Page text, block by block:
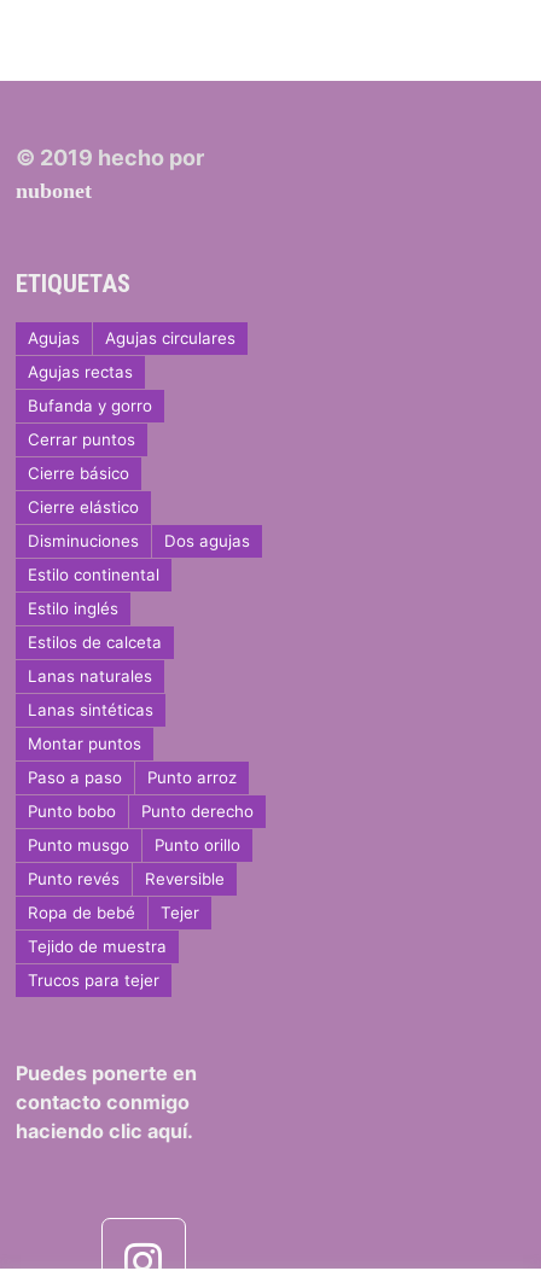
© 2019 hecho por
nubonet
ETIQUETAS
Agujas
Agujas circulares
Agujas rectas
Bufanda y gorro
Cerrar puntos
Cierre básico
Cierre elástico
Disminuciones
Dos agujas
Estilo continental
Estilo inglés
Estilos de calceta
Lanas naturales
Lanas sintéticas
Montar puntos
Paso a paso
Punto arroz
Punto bobo
Punto derecho
Punto musgo
Punto orillo
Punto revés
Reversible
Ropa de bebé
Tejer
Tejido de muestra
Trucos para tejer
Puedes ponerte en
contacto conmigo
haciendo clic aquí.